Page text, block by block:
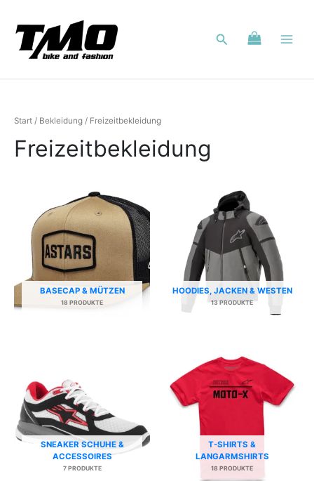
springen
Suchen
Start / Bekleidung / Freizeitbekleidung
Freizeitbekleidung
BASECAP & MÜTZEN
18 PRODUKTE
HOODIES, JACKEN & WESTEN
13 PRODUKTE
SNEAKER SCHUHE &
ACCESSOIRES
7 PRODUKTE
T-SHIRTS &
LANGARMSHIRTS
18 PRODUKTE